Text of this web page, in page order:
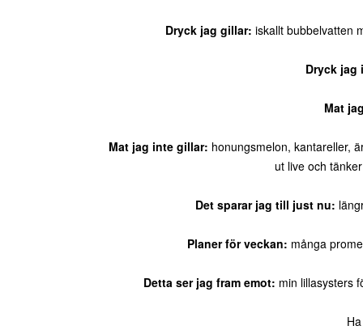
Dryck jag gillar: iskallt bubbelvatten
Dryck jag
Mat
Mat jag inte gillar: honungsmelon, kantareller,
ut live och
Det sparar jag till just nu:
Planer för veckan: många
Detta ser jag fram emot: min lillasysters
Ha